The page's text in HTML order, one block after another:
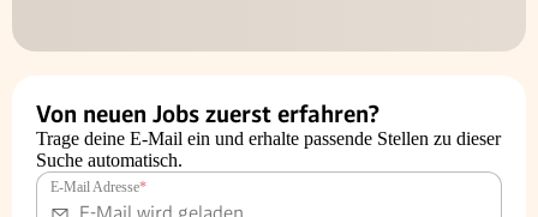
Von neuen Jobs zuerst erfahren?
Trage deine E-Mail ein und erhalte passende Stellen zu dieser
Suche automatisch.
E-Mail Adresse*